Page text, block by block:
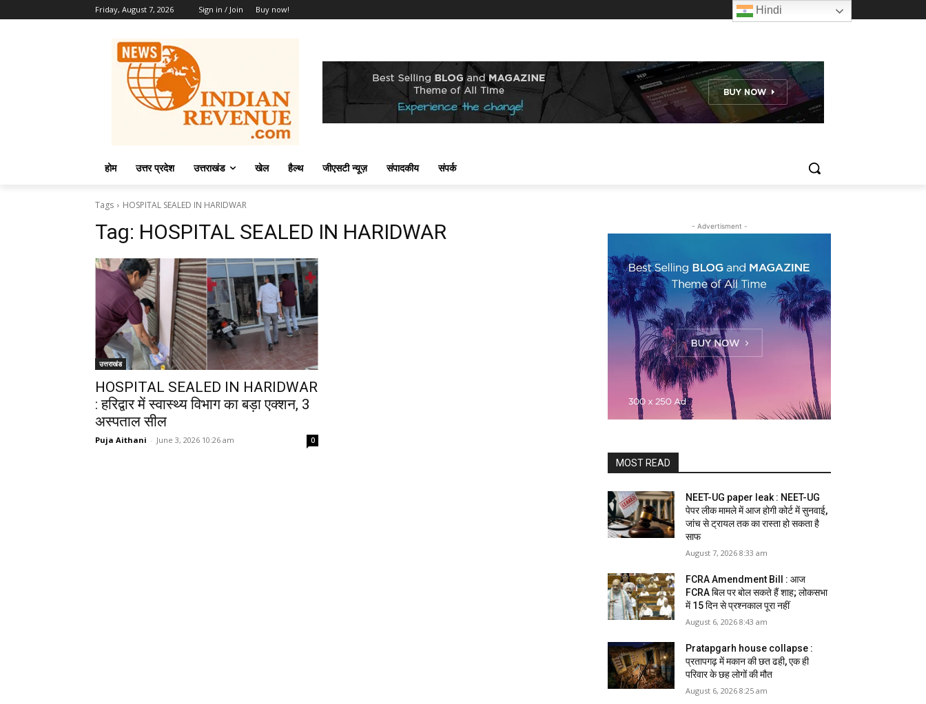
Friday, August 7, 2026 Sign in / Join Buy now!
होम उत्तर प्रदेश उत्तराखंड खेल हैल्थ जीएसटी न्यूज़ संपादकीय संपर्क
Tags HOSPITAL SEALED IN HARIDWAR
Tag: HOSPITAL SEALED IN HARIDWAR
उत्तराखंड
HOSPITAL SEALED IN HARIDWAR
: हरिद्वार में स्वास्थ्य विभाग का बड़ा एक्शन, 3
अस्पताल सील
Puja Aithani - June 3, 2026 10:26 am 0
- Advertisment -
MOST READ
NEET-UG paper leak : NEET-UG
पेपर लीक मामले में आज होगी कोर्ट में सुनवाई,
जांच से ट्रायल तक का रास्ता हो सकता है
साफ
August 7, 2026 8:33 am
FCRA Amendment Bill : आज
FCRA बिल पर बोल सकते हैं शाह; लोकसभा
में 15 दिन से प्रश्नकाल पूरा नहीं
August 6, 2026 8:43 am
Pratapgarh house collapse :
प्रतापगढ़ में मकान की छत ढही, एक ही
परिवार के छह लोगों की मौत
August 6, 2026 8:25 am
Hindi